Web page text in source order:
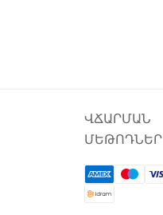
ՎՃԱՐՄԱՆ
ՄԵԹՈԴՆԵՐ